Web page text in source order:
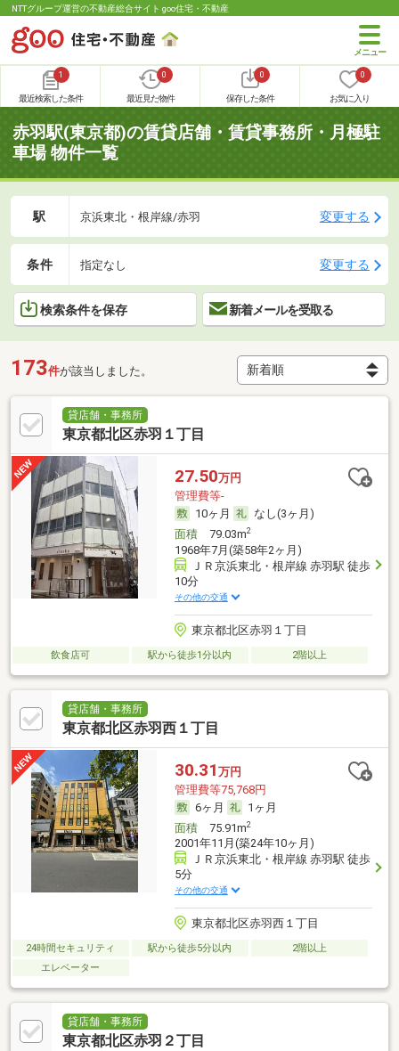
NTTグループ運営の不動産総合サイト goo住宅・不動産
1
最近検索した条件
0
最近見た物件
0
保存した条件
0
お気に入り
赤羽駅(東京都)の賃貸店舗・賃貸事務所・月極駐
車場 物件一覧
駅 京浜東北・根岸線/赤羽 変更する
条件 指定なし 変更する
検索条件を保存 新着メールを受取る
173件が該当しました。
貸店舗・事務所
東京都北区赤羽１丁目
27.50万円
管理費等-
10ヶ月
なし(3ヶ月)
面積79.03m2
1968年7月(築58年2ヶ月)
ＪＲ京浜東北・根岸線 赤羽駅 徒歩
10分
その他の交通
東京都北区赤羽１丁目
飲食店可 駅から徒歩1分以内 2階以上
貸店舗・事務所
東京都北区赤羽西１丁目
30.31 万円
管理費等75,768円
6ヶ月
1ヶ月
面積75.91m2
2001年11月(築24年10ヶ月)
ＪＲ京浜東北・根岸線 赤羽駅 徒歩
5分
その他の交通
東京都北区赤羽西１丁目
24時間セキュリティ 駅から徒歩5分以内
2階以上
エレベーター
貸店舗・事務所
東京都北区赤羽２丁目